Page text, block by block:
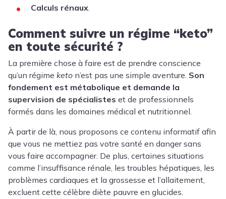
Calculs rénaux
Comment suivre un régime “keto”
en toute sécurité ?
La première chose à faire est de prendre conscience
qu’un régime keto n’est pas une simple aventure. Son
fondement est métabolique et demande la
supervision de spécialistes et de professionnels
formés dans les domaines médical et nutritionnel.
À partir de là, nous proposons ce contenu informatif afin
que vous ne mettiez pas votre santé en danger sans
vous faire accompagner. De plus, certaines situations
comme l’insuffisance rénale, les troubles hépatiques, les
problèmes cardiaques et la grossesse et l’allaitement,
excluent cette célèbre diète pauvre en glucides.